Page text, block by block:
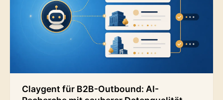
Claygent für B2B-Outbound: AI-